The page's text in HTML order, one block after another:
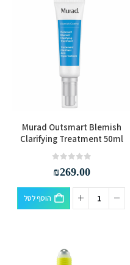
Murad Outsmart Blemish
Clarifying Treatment 50ml
₪269.00
הוסף לסל